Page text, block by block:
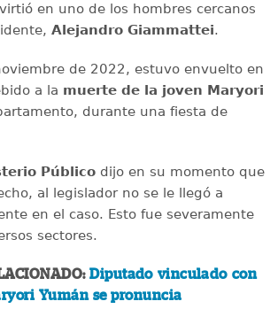
en uno de los hombres cercanos
Alejandro Giammattei.
de 2022, estuvo envuelto en
a la muerte de la joven Maryori
durante una fiesta de
Públicodijo en su momento que
al legislador no se le llegó a
en el caso. Esto fue severamente
sectores.
Diputado vinculado con
Yumán se pronuncia